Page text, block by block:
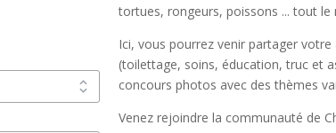
tortues, rongeurs, poissons ... tout le
Ici, vous pourrez venir partager
(toilettage, soins, éducation, truc et
concours photos avec des thèmes
Venez rejoindre la communauté de